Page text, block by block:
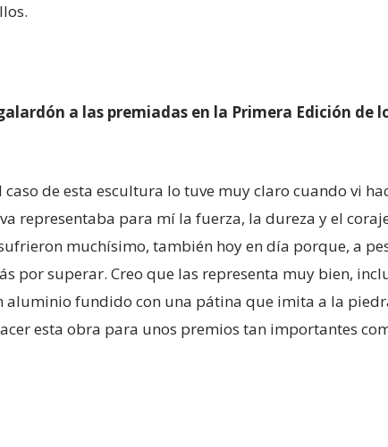
a las premiadas en la Primera Edición de
de esta escultura lo tuve muy claro cuando vi
representaba para mí la fuerza, la dureza y el
muchísimo, también hoy en día porque, a
por superar. Creo que las representa muy bien,
aluminio fundido con una pátina que imita a la
esta obra para unos premios tan importantes